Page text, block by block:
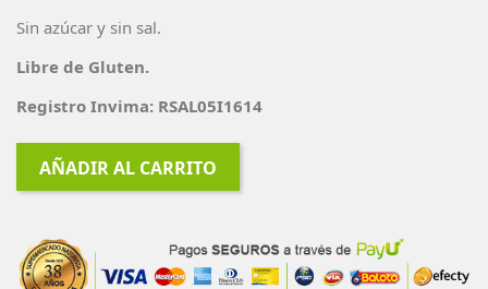
Sin azúcar y sin sal.
Libre de Gluten.
Registro Invima: RSAL05I1614
AÑADIR AL CARRITO